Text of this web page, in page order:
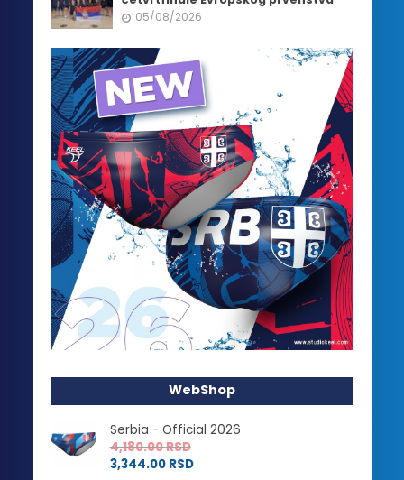
05/08/2026
WebShop
Serbia - Official 2026
4,180.00RSD
3,344.00 RSD